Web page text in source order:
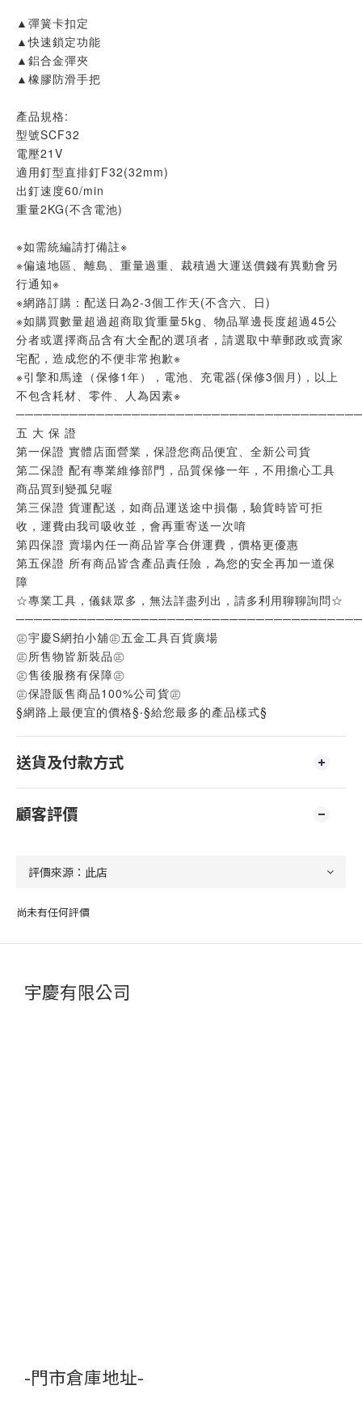
▲彈簧卡扣定
▲快速鎖定功能
▲鋁合金彈夾
▲橡膠防滑手把
產品規格:
型號SCF32
電壓21V
適用釘型直排釘F32(32mm)
出釘速度60/min
重量2KG(不含電池)
※如需統編請打備註※
※偏遠地區、離島、重量過重、裁積過大運送價錢有異動會另
行通知※
※網路訂購：配送日為2-3個工作天(不含六、日)
※如購買數量超過超商取貨重量5kg、物品單邊長度超過45公
分者或選擇商品含有大全配的選項者，請選取中華郵政或賣家
宅配，造成您的不便非常抱歉※
※引擎和馬達（保修1年），電池、充電器(保修3個月)，以上
不包含耗材、零件、人為因素※
五 大 保 證
第一保證 實體店面營業，保證您商品便宜、全新公司貨
第二保證 配有專業維修部門，品質保修一年，不用擔心工具
商品買到變孤兒喔
第三保證 貨運配送，如商品運送途中損傷，驗貨時皆可拒
收，運費由我司吸收並，會再重寄送一次唷
第四保證 賣場內任一商品皆享合併運費，價格更優惠
第五保證 所有商品皆含產品責任險，為您的安全再加一道保
障
☆專業工具，儀錶眾多，無法詳盡列出，請多利用聊聊詢問☆
㊣宇慶S網拍小舖㊣五金工具百貨廣場
㊣所售物皆新裝品㊣
㊣售後服務有保障㊣
㊣保證販售商品100%公司貨㊣
§網路上最便宜的價格§‧§給您最多的產品樣式§
送貨及付款方式
顧客評價
尚未有任何評價
宇慶有限公司
-門市倉庫地址-